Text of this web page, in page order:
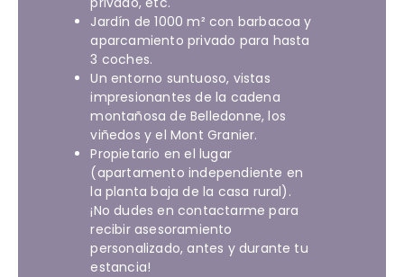
Jardín de 1000 m² con barbacoa y
aparcamiento privado para hasta
3 coches.
Un entorno suntuoso, vistas
impresionantes de la cadena
montañosa de Belledonne, los
viñedos y el Mont Granier.
Propietario en el lugar
(apartamento independiente en
la planta baja de la casa rural).
¡No dudes en contactarme para
recibir asesoramiento
personalizado, antes y durante tu
estancia!